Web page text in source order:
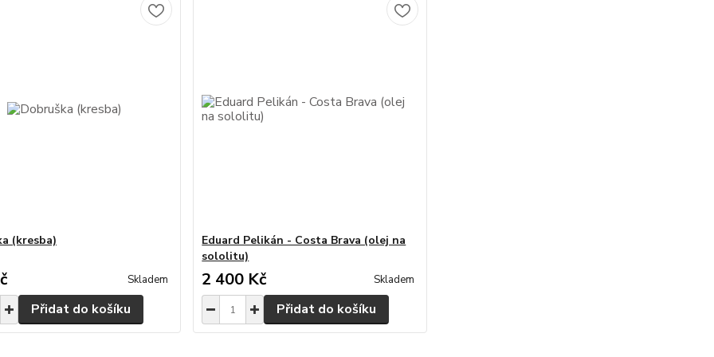
(kresba)
Skladem
Přidat do košíku
Eduard Pelikán - Costa Brava (olej na
sololitu)
2 400 Kč Skladem
Přidat do košíku